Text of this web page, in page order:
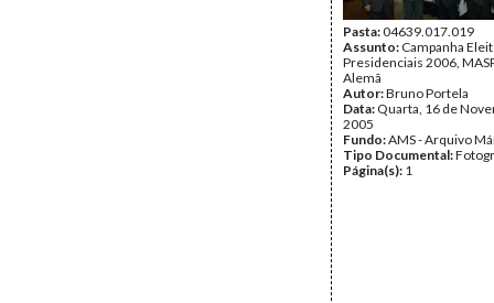
Pasta:04639.017.019
Assunto: Campanha
Presidenciais 2006,
Alemã
Autor:Bruno Portela
Data: Quarta, 16 de
2005
Fundo:AMS - Arquivo
Tipo Documental:
Página(s): 1